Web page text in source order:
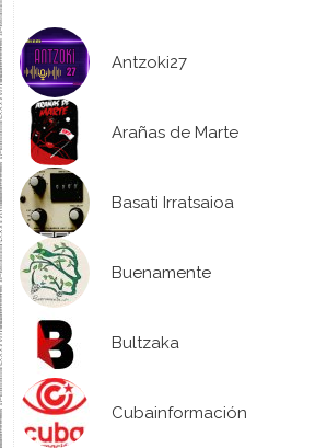
Antzoki27
Arañas de Marte
Basati Irratsaioa
Buenamente
Bultzaka
Cubainformación